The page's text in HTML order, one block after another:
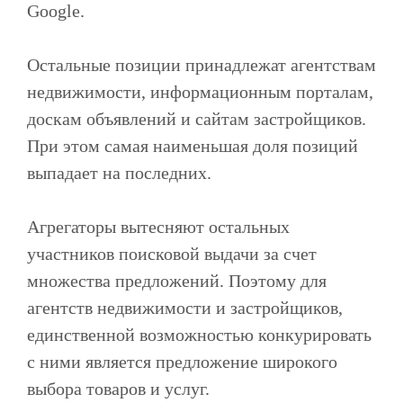
Разработка сайтов
Корпоративный сайт
Администрирование сайтов
Контекстная реклама
Google.
Остальные позиции принадлежат агентствам
недвижимости, информационным порталам,
доскам объявлений и сайтам застройщиков.
При этом самая наименьшая доля позиций
выпадает на последних.
Агрегаторы вытесняют остальных
участников поисковой выдачи за счет
множества предложений. Поэтому для
агентств недвижимости и застройщиков,
единственной возможностью конкурировать
с ними является предложение широкого
выбора товаров и услуг.